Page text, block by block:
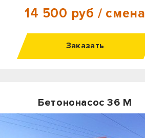
14 500 руб / смена
Заказать
Бетононасос 36 М